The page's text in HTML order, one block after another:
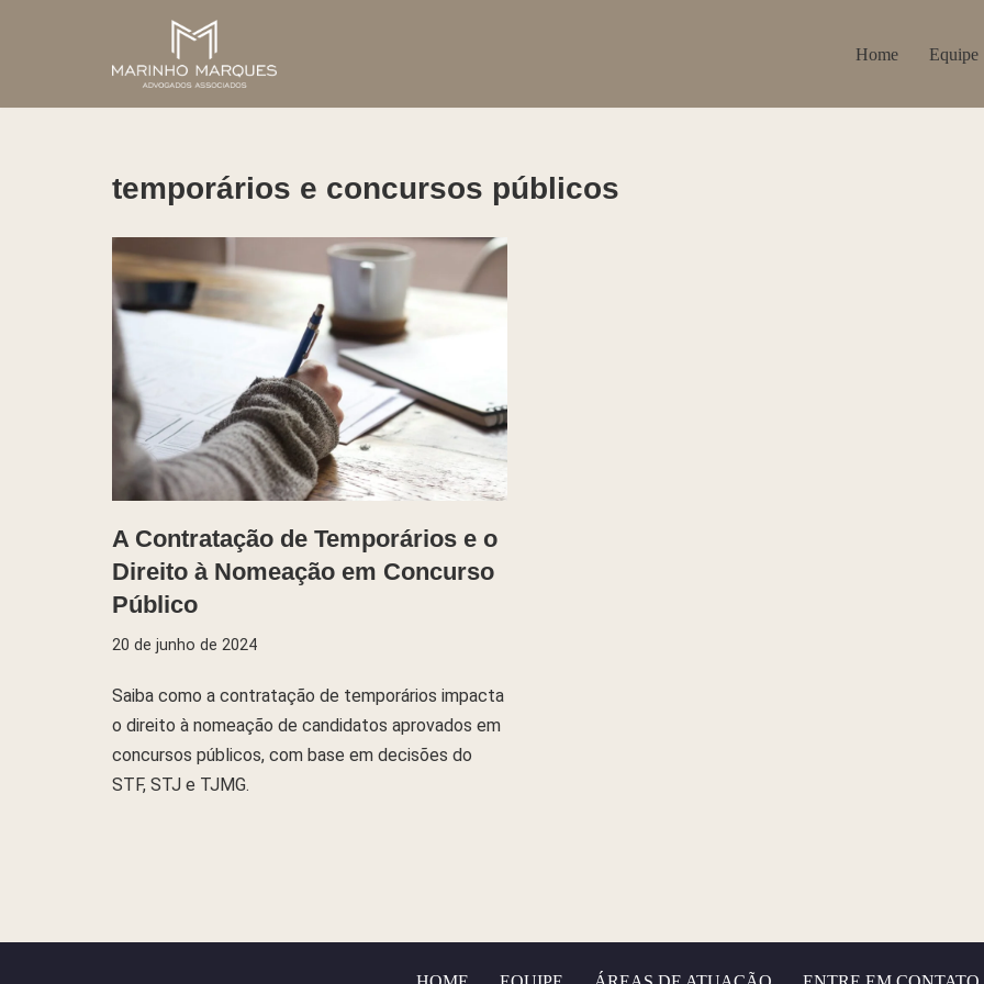
Home Equipe
temporários e concursos públicos
A Contratação de Temporários e o
Direito à Nomeação em Concurso
Público
20 de junho de 2024
Saiba como a contratação de temporários impacta
o direito à nomeação de candidatos aprovados em
concursos públicos, com base em decisões do
STF, STJ e TJMG.